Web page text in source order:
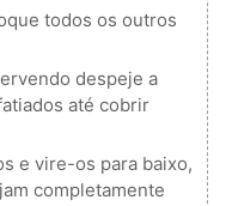
todos os outros
despeje a
até cobrir
e vire-os para baixo,
completamente